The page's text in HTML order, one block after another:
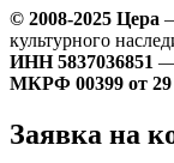
© 2008-2025 Цера
культурного
ИНН 5837036851 —
МКРФ 00399 от 29
Заявка на